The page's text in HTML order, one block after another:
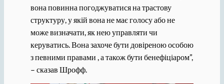
вона повинна погоджуватися на трастову
структуру, у якій вона не має голосу або не
може визначати, як нею управляти чи
керуватись. Вона захоче бути довіреною особою
з певними правами , а також бути бенефіціаром”,
– сказав Шрофф.